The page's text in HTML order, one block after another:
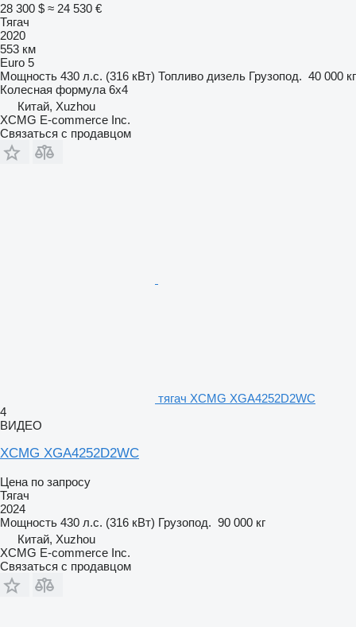
28 300 $ ≈ 24 530 €
Тягач
2020
553 км
Euro 5
Мощность 430 л.с. (316 кВт) Топливо дизель Грузопод. 40 000 кг
Колесная формула 6x4
Китай, Xuzhou
XCMG E-commerce Inc.
Связаться с продавцом
тягач XCMG XGA4252D2WC
4
ВИДЕО
XCMG XGA4252D2WC
Цена по запросу
Тягач
2024
Мощность 430 л.с. (316 кВт) Грузопод. 90 000 кг
Китай, Xuzhou
XCMG E-commerce Inc.
Связаться с продавцом